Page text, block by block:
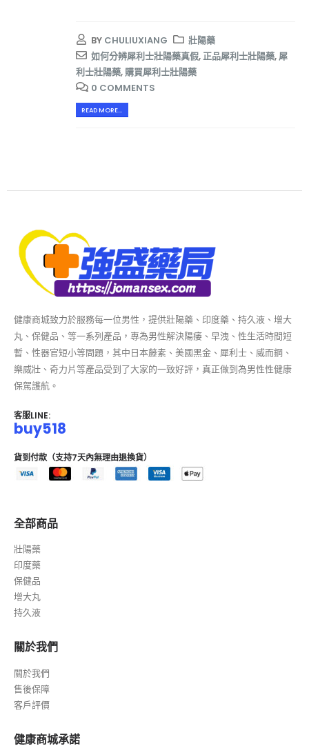
BY CHULIUXIANG
壯陽藥
如何分辨犀利士壯陽藥真假,正品犀利士壯陽藥,犀
利士壯陽藥,購買犀利士壯陽藥
0 COMMENTS
READ MORE...
健康商城致力於服務每一位男性，提供壯陽藥、印度藥、持久液、增大
丸、保健品、等一系列產品，專為男性解決陽痿、早洩、性生活時間短
暫、性器官短小等問題，其中日本藤素、美國黑金、犀利士、威而鋼、
樂威壯、奇力片等產品受到了大家的一致好評，真正做到為男性性健康
保駕護航。
客服LINE:
buy518
貨到付款（支持7天內無理由退換貨）
全部商品
壯陽藥
印度藥
保健品
增大丸
持久液
關於我們
關於我們
售後保障
客戶評價
健康商城承諾